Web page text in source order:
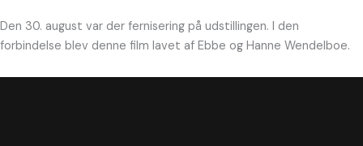
Den 30. august var der fernisering på udstillingen. I den
forbindelse blev denne film lavet af Ebbe og Hanne Wendelboe.